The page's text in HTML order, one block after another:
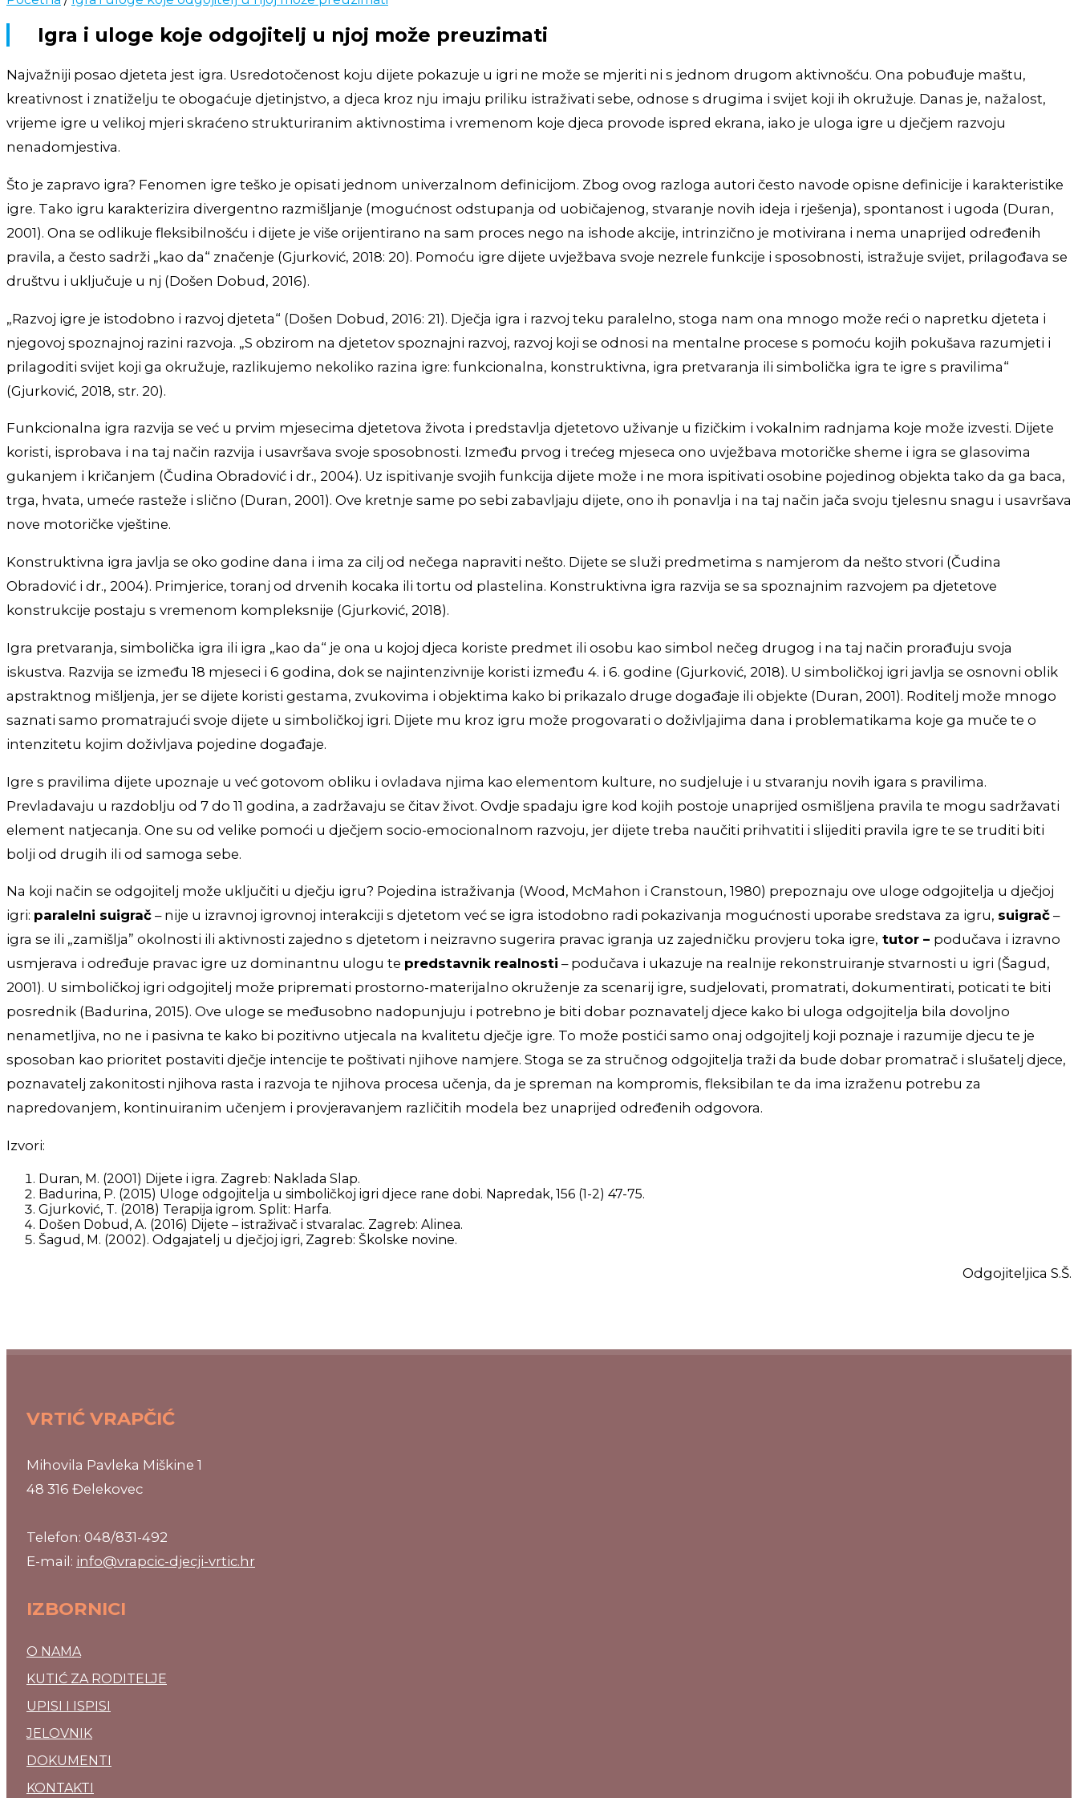
Igra i uloge koje odgojitelj u njoj može preuzimati
Najvažniji posao djeteta jest igra. Usredotočenost koju dijete pokazuje u igri ne može se mjeriti ni s jednom drugom aktivnošću. Ona pobuđuje maštu,
kreativnost i znatiželju te obogaćuje djetinjstvo, a djeca kroz nju imaju priliku istraživati sebe, odnose s drugima i svijet koji ih okružuje. Danas je, nažalost,
vrijeme igre u velikoj mjeri skraćeno strukturiranim aktivnostima i vremenom koje djeca provode ispred ekrana, iako je uloga igre u dječjem razvoju
nenadomjestiva.
Što je zapravo igra? Fenomen igre teško je opisati jednom univerzalnom definicijom. Zbog ovog razloga autori često navode opisne definicije i karakteristike
igre. Tako igru karakterizira divergentno razmišljanje (mogućnost odstupanja od uobičajenog, stvaranje novih ideja i rješenja), spontanost i ugoda (Duran,
2001). Ona se odlikuje fleksibilnošću i dijete je više orijentirano na sam proces nego na ishode akcije, intrinzično je motivirana i nema unaprijed određenih
pravila, a često sadrži „kao da“ značenje (Gjurković, 2018: 20). Pomoću igre dijete uvježbava svoje nezrele funkcije i sposobnosti, istražuje svijet, prilagođava se
društvu i uključuje u nj (Došen Dobud, 2016).
„Razvoj igre je istodobno i razvoj djeteta“ (Došen Dobud, 2016: 21). Dječja igra i razvoj teku paralelno, stoga nam ona mnogo može reći o napretku djeteta i
njegovoj spoznajnoj razini razvoja. „S obzirom na djetetov spoznajni razvoj, razvoj koji se odnosi na mentalne procese s pomoću kojih pokušava razumjeti i
prilagoditi svijet koji ga okružuje, razlikujemo nekoliko razina igre: funkcionalna, konstruktivna, igra pretvaranja ili simbolička igra te igre s pravilima“
(Gjurković, 2018, str. 20).
Funkcionalna igra razvija se već u prvim mjesecima djetetova života i predstavlja djetetovo uživanje u fizičkim i vokalnim radnjama koje može izvesti. Dijete
koristi, isprobava i na taj način razvija i usavršava svoje sposobnosti. Između prvog i trećeg mjeseca ono uvježbava motoričke sheme i igra se glasovima
gukanjem i kričanjem (Čudina Obradović i dr., 2004). Uz ispitivanje svojih funkcija dijete može i ne mora ispitivati osobine pojedinog objekta tako da ga baca,
trga, hvata, umeće rasteže i slično (Duran, 2001). Ove kretnje same po sebi zabavljaju dijete, ono ih ponavlja i na taj način jača svoju tjelesnu snagu i usavršava
nove motoričke vještine.
Konstruktivna igra javlja se oko godine dana i ima za cilj od nečega napraviti nešto. Dijete se služi predmetima s namjerom da nešto stvori (Čudina
Obradović i dr., 2004). Primjerice, toranj od drvenih kocaka ili tortu od plastelina. Konstruktivna igra razvija se sa spoznajnim razvojem pa djetetove
konstrukcije postaju s vremenom kompleksnije (Gjurković, 2018).
Igra pretvaranja, simbolička igra ili igra „kao da“ je ona u kojoj djeca koriste predmet ili osobu kao simbol nečeg drugog i na taj način prorađuju svoja
iskustva. Razvija se između 18 mjeseci i 6 godina, dok se najintenzivnije koristi između 4. i 6. godine (Gjurković, 2018). U simboličkoj igri javlja se osnovni oblik
apstraktnog mišljenja, jer se dijete koristi gestama, zvukovima i objektima kako bi prikazalo druge događaje ili objekte (Duran, 2001). Roditelj može mnogo
saznati samo promatrajući svoje dijete u simboličkoj igri. Dijete mu kroz igru može progovarati o doživljajima dana i problematikama koje ga muče te o
intenzitetu kojim doživljava pojedine događaje.
Igre s pravilima dijete upoznaje u već gotovom obliku i ovladava njima kao elementom kulture, no sudjeluje i u stvaranju novih igara s pravilima.
Prevladavaju u razdoblju od 7 do 11 godina, a zadržavaju se čitav život. Ovdje spadaju igre kod kojih postoje unaprijed osmišljena pravila te mogu sadržavati
element natjecanja. One su od velike pomoći u dječjem socio-emocionalnom razvoju, jer dijete treba naučiti prihvatiti i slijediti pravila igre te se truditi biti
bolji od drugih ili od samoga sebe.
Na koji način se odgojitelj može uključiti u dječju igru? Pojedina istraživanja (Wood, McMahon i Cranstoun, 1980) prepoznaju ove uloge odgojitelja u dječjoj
igri: paralelni suigrač – nije u izravnoj igrovnoj interakciji s djetetom već se igra istodobno radi pokazivanja mogućnosti uporabe sredstava za igru, suigrač –
igra se ili „zamišlja” okolnosti ili aktivnosti zajedno s djetetom i neizravno sugerira pravac igranja uz zajedničku provjeru toka igre, tutor – podučava i izravno
usmjerava i određuje pravac igre uz dominantnu ulogu te predstavnik realnosti – podučava i ukazuje na realnije rekonstruiranje stvarnosti u igri (Šagud,
2001). U simboličkoj igri odgojitelj može pripremati prostorno-materijalno okruženje za scenarij igre, sudjelovati, promatrati, dokumentirati, poticati te biti
posrednik (Badurina, 2015). Ove uloge se međusobno nadopunjuju i potrebno je biti dobar poznavatelj djece kako bi uloga odgojitelja bila dovoljno
nenametljiva, no ne i pasivna te kako bi pozitivno utjecala na kvalitetu dječje igre. To može postići samo onaj odgojitelj koji poznaje i razumije djecu te je
sposoban kao prioritet postaviti dječje intencije te poštivati njihove namjere. Stoga se za stručnog odgojitelja traži da bude dobar promatrač i slušatelj djece,
poznavatelj zakonitosti njihova rasta i razvoja te njihova procesa učenja, da je spreman na kompromis, fleksibilan te da ima izraženu potrebu za
napredovanjem, kontinuiranim učenjem i provjeravanjem različitih modela bez unaprijed određenih odgovora.
Izvori:
Duran, M. (2001) Dijete i igra. Zagreb: Naklada Slap.
Badurina, P. (2015) Uloge odgojitelja u simboličkoj igri djece rane dobi. Napredak, 156 (1-2) 47-75.
Gjurković, T. (2018) Terapija igrom. Split: Harfa.
Došen Dobud, A. (2016) Dijete – istraživač i stvaralac. Zagreb: Alinea.
Šagud, M. (2002). Odgajatelj u dječjoj igri, Zagreb: Školske novine.
Odgojiteljica S.Š.
VRTIĆ VRAPČIĆ
Mihovila Pavleka Miškine 1
48 316 Đelekovec
Telefon: 048/831-492
E-mail: info@vrapcic-djecji-vrtic.hr
IZBORNICI
O NAMA
KUTIĆ ZA RODITELJE
UPISI I ISPISI
JELOVNIK
DOKUMENTI
KONTAKTI